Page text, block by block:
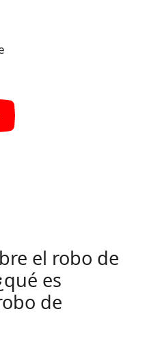
el robo de
es
de